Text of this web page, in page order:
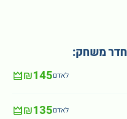
חדר משחק:
לאדם₪145
לאדם₪135